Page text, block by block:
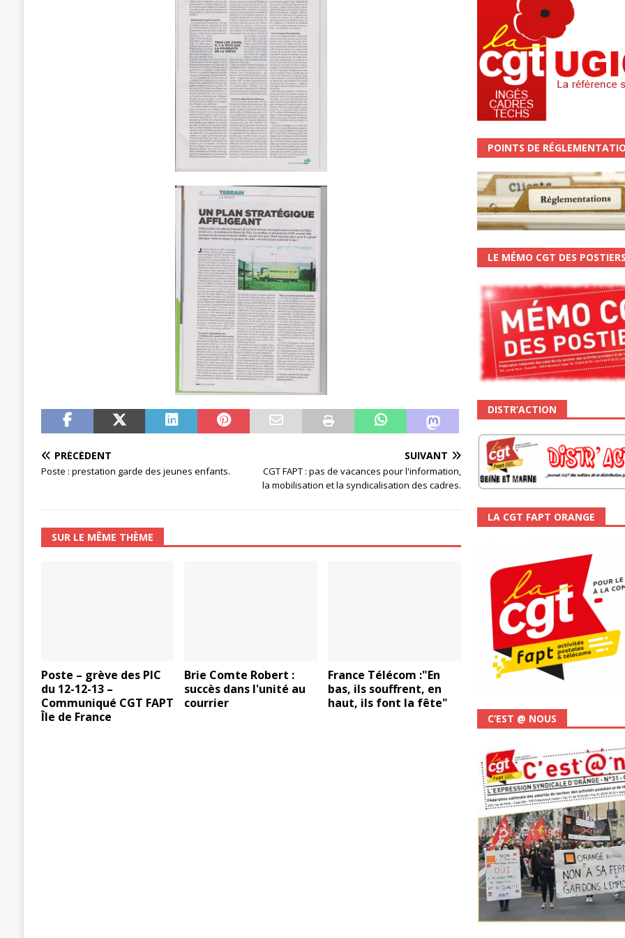
PRÉCÉDENT
Poste : prestation garde des jeunes enfants.
SUIVANT
CGT FAPT : pas de vacances pour l'information,
la mobilisation et la syndicalisation des cadres.
SUR LE MÊME THÈME
Poste – grève des PIC
du 12-12-13 –
Communiqué CGT FAPT
Île de France
Brie Comte Robert :
succès dans l'unité au
courrier
France Télécom :"En
bas, ils souffrent, en
haut, ils font la fête"
POINTS DE
LE MÉMO CGT DES
DISTR’ACTION
LA CGT FAPT ORANGE
C’EST @ NOUS